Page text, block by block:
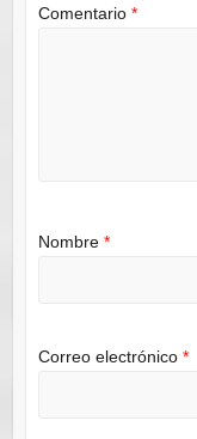
Comentario *
Nombre *
Correo electrónico *